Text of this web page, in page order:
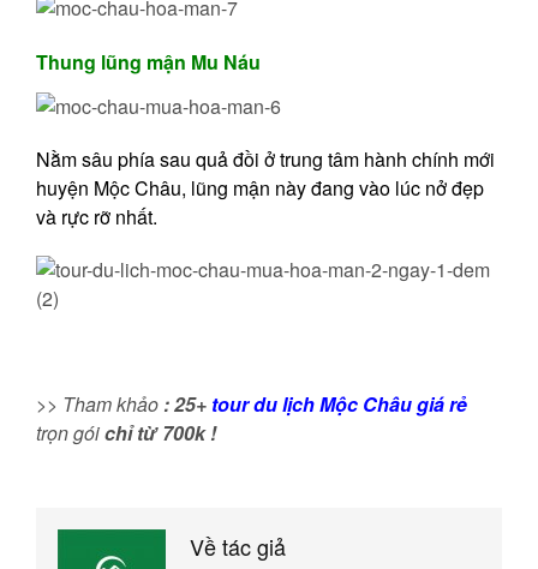
Thung lũng mận Mu Náu
Nằm sâu phía sau quả đồi ở trung tâm hành chính mới
huyện Mộc Châu, lũng mận này đang vào lúc nở đẹp
và rực rỡ nhất.
>> Tham khảo : 25+ tour du lịch Mộc Châu giá rẻ
trọn góichỉ từ 700k !
Về tác giả